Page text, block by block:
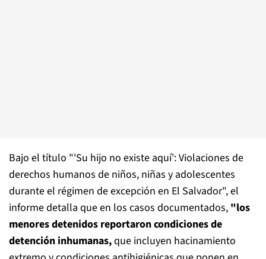
Bajo el título "'Su hijo no existe aquí': Violaciones de
derechos humanos de niños, niñas y adolescentes
durante el régimen de excepción en El Salvador", el
informe detalla que en los casos documentados, "los
menores detenidos reportaron condiciones de
detención inhumanas,que incluyen hacinamiento